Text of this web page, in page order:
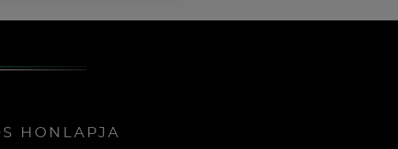
HONLAPJA